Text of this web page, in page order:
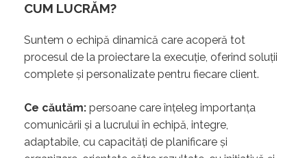
CUM LUCRĂM?
Suntem o echipă dinamică care acoperă tot
procesul de la proiectare la execuție, oferind soluții
complete și personalizate pentru fiecare client.
Ce căutăm: persoane care înțeleg importanța
comunicării și a lucrului în echipă, integre,
adaptabile, cu capacități de planificare și